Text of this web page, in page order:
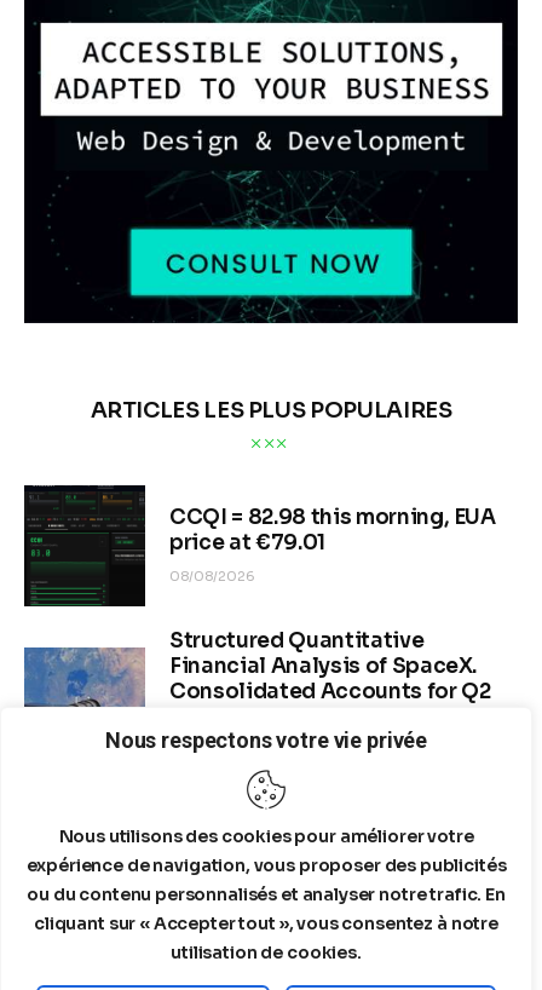
Nous respectons votre vie privée
Nous utilisons des cookies pour améliorer votre
expérience de navigation, vous proposer des publicités
ou du contenu personnalisés et analyser notre trafic. En
cliquant sur « Accepter tout », vous consentez à notre
utilisation de cookies.
ARTICLES LES PLUS POPULAIRES
CCQI = 82.98 this morning, EUA
price at €79.01
08/08/2026
Structured Quantitative
Financial Analysis of SpaceX.
Consolidated Accounts for Q2
2026)
08/06/2026
Dr. Copper & Global Recession
Risk
08/04/2026